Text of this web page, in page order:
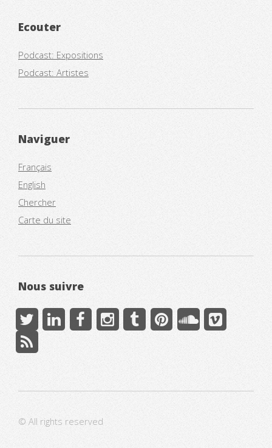
Ecouter
Podcast: Expositions
Podcast: Artistes
Naviguer
Français
English
Chercher
Carte du site
Nous suivre
© All rights reserved